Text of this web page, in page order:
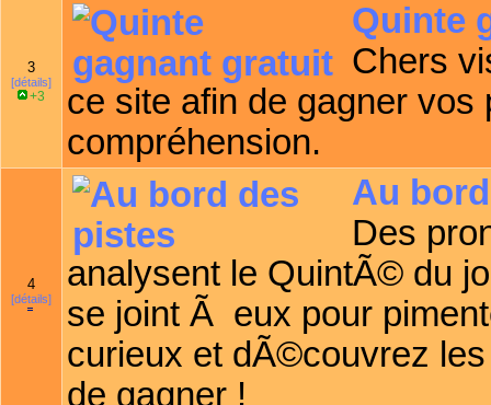
3
[détails]
+3
Quinte
Chers
ce site afin de gagner
compréhension.
4
[détails]
Au
Des
analysent le QuintÃ© du
se joint Ã eux pour
curieux et dÃ©couvrez
de gagner !